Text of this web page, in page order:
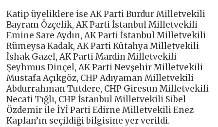
Katip üyeliklere ise AK Parti Burdur Milletvekili
Bayram Özçelik, AK Parti İstanbul Milletvekili
Emine Sare Aydın, AK Parti İstanbul Milletvekili
Rümeysa Kadak, AK Parti Kütahya Milletvekili
İshak Gazel, AK Parti Mardin Milletvekili
Şeyhmus Dinçel, AK Parti Nevşehir Milletvekili
Mustafa Açıkgöz, CHP Adıyaman Milletvekili
Abdurrahman Tutdere, CHP Giresun Milletvekili
Necati Tığlı, CHP İstanbul Milletvekili Sibel
Özdemir ile İYİ Parti Edirne Milletvekili Enez
Kaplan’ın seçildiği bilgisine yer verildi.